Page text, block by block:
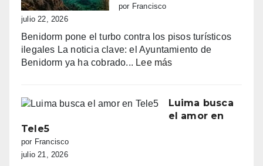
quejas
vecinales
con
zonas
por Francisco
julio 22, 2026
Benidorm pone el turbo contra los pisos turísticos
ilegales La noticia clave: el Ayuntamiento de
Benidorm ya ha cobrado... Lee más:
la
guerra
Luima busca
el amor en
Tele5
por Francisco
julio 21, 2026